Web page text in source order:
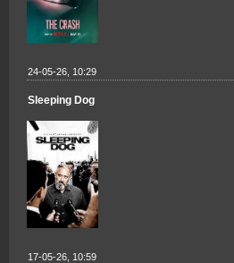
24-05-26, 10:29
Sleeping Dog
17-05-26, 10:59